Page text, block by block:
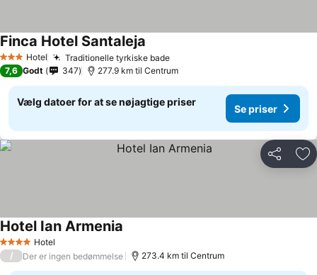
3 StjernerHotel Traditionelle tyrkiske bade
Finca Hotel Santaleja
7,6 Godt 347 277.9 km til Centrum
Vælg datoer for at se nøjagtige priser
Se priser
Del
4 StjernerHotel
Hotel Ian Armenia
/ Der er ingen bedømmelse 273.4 km til Centrum